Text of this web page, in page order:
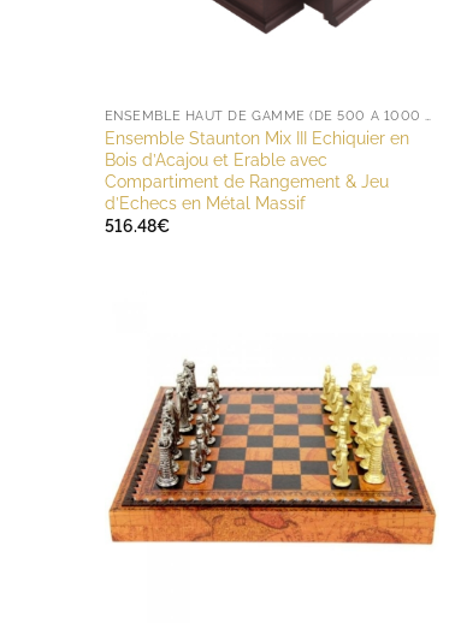
ENSEMBLE HAUT DE GAMME (DE 500 À 1000 EUROS)
Ensemble Staunton Mix III Echiquier en
Bois d’Acajou et Erable avec
Compartiment de Rangement & Jeu
d’Echecs en Métal Massif
516.48€